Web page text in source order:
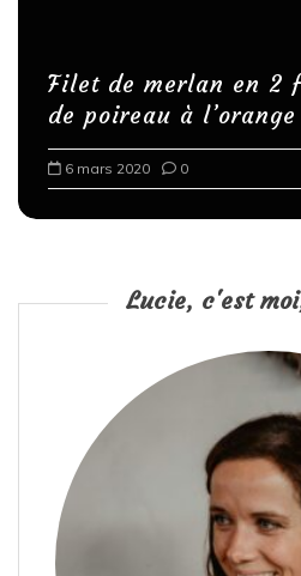
Filet de merlan en 2
de poireau à
6 mars 2020 0
Lucie, c'est